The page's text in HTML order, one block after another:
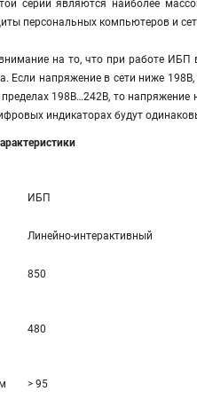
серии являются наиболее
персональных компьютеров и
на то, что при работе ИБП
Если напряжение в сети ниже
198В…242В, то напряжение
индикаторах будут
ИБП
Линейно-интерактивный
850
480
> 95